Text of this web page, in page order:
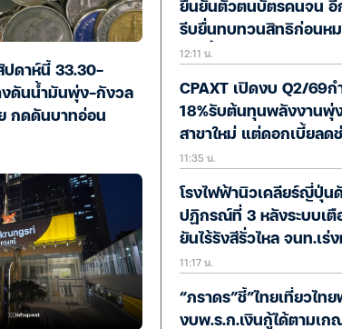
ปดาห์นี้ 33.30-
งดันน้ำมันพุ่ง-กังวล
กดดันบาทอ่อน
ยืนยันตัวตนบัตรคนจน อี
รีบยื่นทบทวนสิทธิก่อนหม
ส.ค.นี้
12:11 น.
CPAXT เปิดงบ Q2/69ก
18%รับต้นทุนพลังงานพุ่
สาขาใหม่ แต่ดอกเบี้ยลด
11:35 น.
โรงไฟฟ้านิวเคลียร์ญี่ปุ่น
ปฏิกรณ์ที่ 3 หลังระบบเตื
ยันไร้รังสีรั่วไหล จนท.เร่ง
11:17 น.
“ภราดร”ชี้”ไทยเที่ยวไทย
งบพ.ร.ก.เงินกู้ได้ตามเก